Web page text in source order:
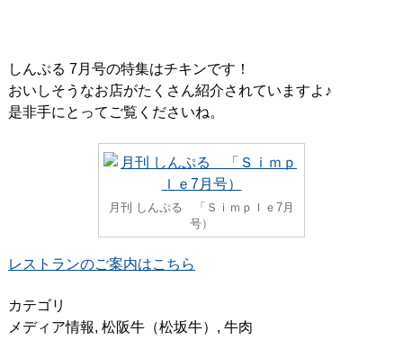
しんぷる 7月号の特集はチキンです！
おいしそうなお店がたくさん紹介されていますよ♪
是非手にとってご覧くださいね。
月刊 しんぷる 「Ｓｉｍｐｌｅ7月
号）
レストランのご案内はこちら
カテゴリ
メディア情報, 松阪牛（松坂牛） , 牛肉